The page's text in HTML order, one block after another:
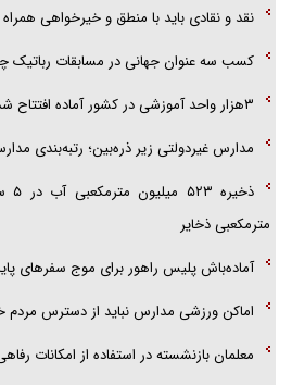
نقد و نقادی باید با منطق و خیرخواهی همراه
کسب سه عنوان جهانی در مسابقات رباتیک
۳هزار واحد آموزشی در کشور آماده افتتاح شده است
مدارس غیردولتی زیر ذره‌بین؛ رتبه‌بندی
مترمکعبی ذخایر
آماده‌باش پلیس راهور برای موج سفرهای
اماکن ورزشی مدارس نباید از دسترس مردم
معلمان بازنشسته در استفاده از امکانات